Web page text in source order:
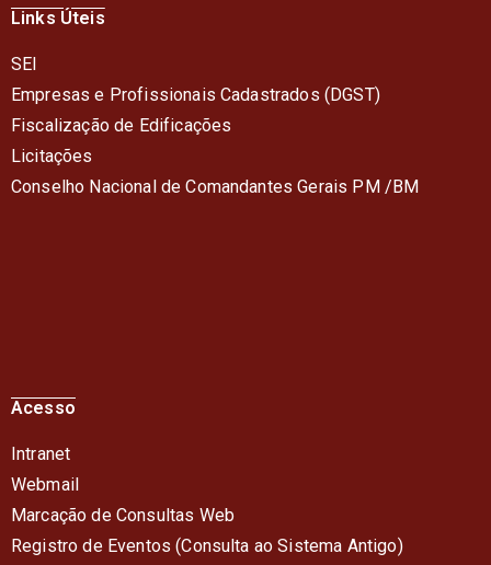
Links Úteis
SEI
Empresas e Profissionais Cadastrados (DGST)
Fiscalização de Edificações
Licitações
Conselho Nacional de Comandantes Gerais PM /BM
Acesso
Intranet
Webmail
Marcação de Consultas Web
Registro de Eventos (Consulta ao Sistema Antigo)